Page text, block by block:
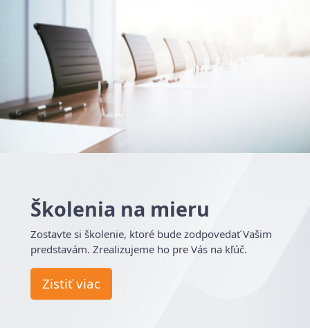
Školenia na mieru
Zostavte si školenie, ktoré bude zodpovedať Vašim
predstavám. Zrealizujeme ho pre Vás na kľúč.
Zistiť viac